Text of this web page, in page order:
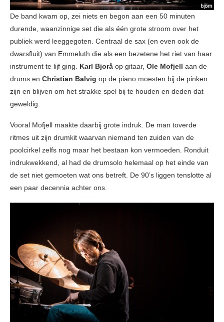
De band kwam op, zei niets en begon aan een 50 minuten
durende, waanzinnige set die als één grote stroom over het
publiek werd leeggegoten. Centraal de sax (en even ook de
dwarsfluit) van Emmeluth die als een bezetene het riet van haar
instrument te lijf ging. Karl Bjorå op gitaar, Ole Mofjell aan de
drums en Christian Balvig op de piano moesten bij de pinken
zijn en blijven om het strakke spel bij te houden en deden dat
geweldig.
Vooral Mofjell maakte daarbij grote indruk. De man toverde
ritmes uit zijn drumkit waarvan niemand ten zuiden van de
poolcirkel zelfs nog maar het bestaan kon vermoeden. Ronduit
indrukwekkend, al had de drumsolo helemaal op het einde van
de set niet gemoeten wat ons betreft. De 90’s liggen tenslotte al
een paar decennia achter ons.